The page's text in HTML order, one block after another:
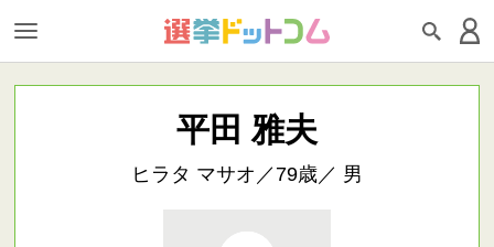
平田 雅夫
ヒラタ マサオ／79歳／ 男